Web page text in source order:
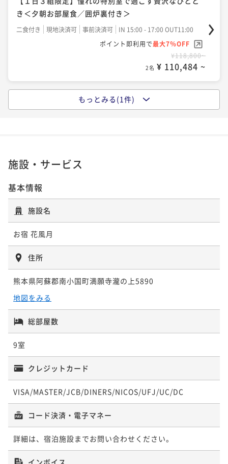
き＜夕朝お部屋食／囲炉裏付き＞
二食付き 現地決済可 事前決済可
IN 15:00 - 17:00 OUT11:00
ポイント即利用で最大7％OFF
¥118,800~
2名 ¥ 110,484 ~
【1日1組限定】憧れの特別室で過ごす贅沢なひととき
もっとみる(1件)
施設・サービス
基本情報
施設名
お宿 花風月
住所
熊本県阿蘇郡南小国町満願寺瀧の上5890
地図をみる
総部屋数
9室
クレジットカード
VISA/MASTER/JCB/DINERS/NICOS/UFJ/UC/DC
コード決済・電子マネー
詳細は、宿泊施設までお問い合わせください。
インボイス